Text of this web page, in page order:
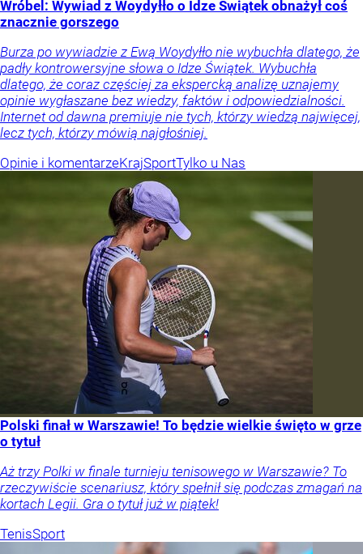
Wróbel: Wywiad z Woydyłło o Idze Świątek obnażył coś
znacznie gorszego
Burza po wywiadzie z Ewą Woydyłło nie wybuchła dlatego, że
padły kontrowersyjne słowa o Idze Świątek. Wybuchła
dlatego, że coraz częściej za ekspercką analizę uznajemy
opinie wygłaszane bez wiedzy, faktów i odpowiedzialności.
Internet od dawna premiuje nie tych, którzy wiedzą najwięcej,
lecz tych, którzy mówią najgłośniej.
Opinie i komentarzeKrajSportTylko u Nas
Polski finał w Warszawie! To będzie wielkie święto w grze
o tytuł
Aż trzy Polki w finale turnieju tenisowego w Warszawie? To
rzeczywiście scenariusz, który spełnił się podczas zmagań na
kortach Legii. Gra o tytuł już w piątek!
TenisSport